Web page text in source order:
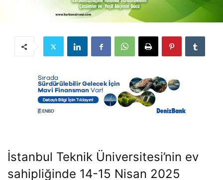
İstanbul Teknik Üniversitesi’nin ev
sahipliğinde 14-15 Nisan 2025